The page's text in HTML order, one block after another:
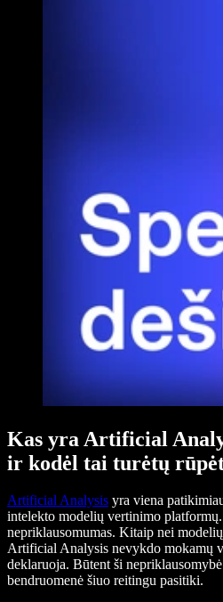
Kas yra Artificial
ir kodėl tai turėtų
Artificial Analysis yra viena
intelekto modelių vertinimo
nepriklausomumas. Kitaip nei
Artificial Analysis nevykdo mokamų
deklaruoja. Būtent ši
bendruomenė šiuo reitingu pasitiki.